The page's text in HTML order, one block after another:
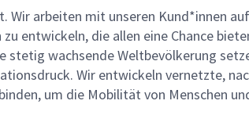
Wir arbeiten mit unseren Kund*innen
entwickeln, die allen eine Chance
stetig wachsende Weltbevölkerung
Wir entwickeln vernetzte,
um die Mobilität von Menschen